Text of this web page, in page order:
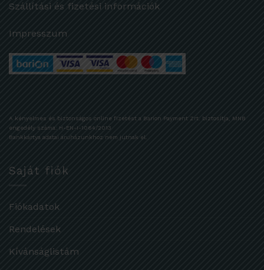
Szállítási és fizetési információk
Impresszum
A kényelmes és biztonságos online fizetést a Barion Payment Zrt. biztosítja, MNB
engedély száma: H-EN-I-1064/2013
Bankkártya adatai áruházunkhoz nem jutnak el.
Saját fiók
Fiókadatok
Rendelések
Kívánságlistám